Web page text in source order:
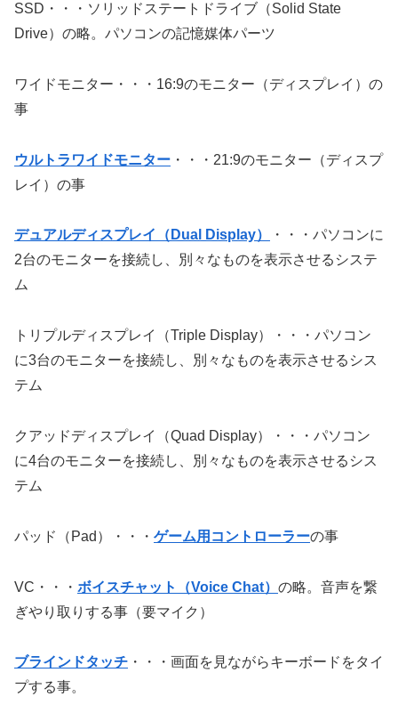
SSD・・・ソリッドステートドライブ（Solid State
Drive）の略。パソコンの記憶媒体パーツ
ワイドモニター・・・16:9のモニター（ディスプレイ）の
事
ウルトラワイドモニター ・・・21:9のモニター（ディスプ
レイ）の事
デュアルディスプレイ（Dual Display）
・・・パソコンに
2台のモニターを接続し、別々なものを表示させるシステ
ム
トリプルディスプレイ（Triple Display）・・・パソコン
に3台のモニターを接続し、別々なものを表示させるシス
テム
クアッドディスプレイ（Quad Display）・・・パソコン
に4台のモニターを接続し、別々なものを表示させるシス
テム
パッド（Pad）・・・ ゲーム用コントローラーの事
VC・・・ ボイスチャット（Voice Chat） の略。音声を繋
ぎやり取りする事（要マイク）
ブラインドタッチ ・・・画面を見ながらキーボードをタイ
プする事。